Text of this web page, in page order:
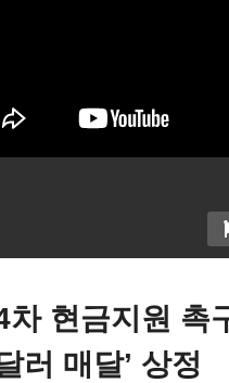
차 현금지원 촉
러 매달’ 상정